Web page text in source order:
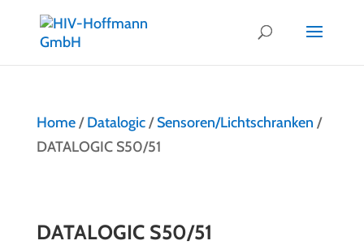
Home/Datalogic/Sensoren/Lichtschranken /
DATALOGIC S50/51
DATALOGIC S50/51